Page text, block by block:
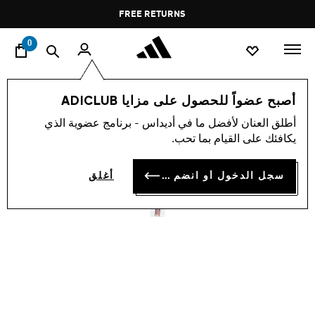
Pause
promotion
rotation
FREE RETURNS
0
أصبح عضواً للحصول على مزايا ADICLUB
أطلق العنان لأفضل ما في أديداس - برنامج عضوية الذي
يكافئك على القيام بما تحب.
سجل الدخول أو انضم الآن أغلق
الرجال ملابس
قميص ARSENAL 25/26 PRE-
MATCH
OMR 34.50